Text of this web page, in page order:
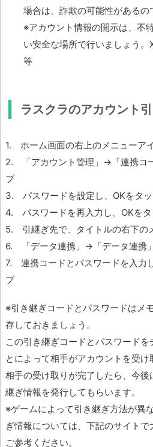
場合は、詐欺の可能性があるの
※アカウント情報の開示は、不
い安全な場所で行いましょう
等
ラスクラのアカウント
1. ホーム画面の右上のメニューア
2. 「アカウント管理」→「連携コ
プ
3. パスワードを設定し、OKをタッ
4. パスワードを再入力し、OKをタ
5. 引継ぎ先で、タイトルの右下の
6. 「データ連携」→「データ連携
7. 連携コードとパスワードを入力
プ
※引き継ぎコードとパスワードはメ
存しておきましょう。
この引き継ぎコードとパスワード
とによって相手がアカウントを受け
相手の受け取りが完了したら、今後
継ぎ情報を発行してもらいます。
※ゲームによって引き継ぎ方法が異
ぎ情報については、下記のサイト
ご参考ください。